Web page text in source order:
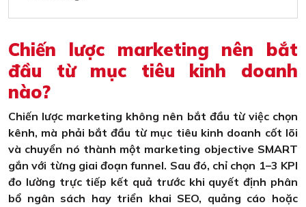
Chiến lược marketing nên bắt
đầu từ mục tiêu kinh doanh
nào?
Chiến lược marketing không nên bắt đầu từ việc chọn
kênh, mà phải bắt đầu từ mục tiêu kinh doanh cốt lõi
và chuyển nó thành một marketing objective SMART
gắn với từng giai đoạn funnel. Sau đó, chỉ chọn 1–3 KPI
đo lường trực tiếp kết quả trước khi quyết định phân
bổ ngân sách hay triển khai SEO, quảng cáo hoặc